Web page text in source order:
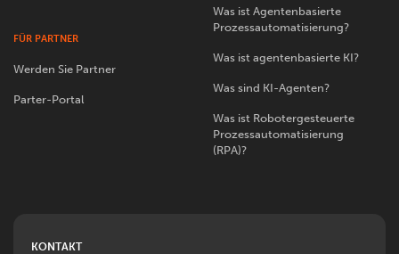
FÜR PARTNER
Werden Sie Partner
Parter-Portal
Was ist Agentenbasierte
Prozessautomatisierung?
Was ist agentenbasierte KI?
Was sind KI-Agenten?
Was ist Robotergesteuerte
Prozessautomatisierung
(RPA)?
KONTAKT